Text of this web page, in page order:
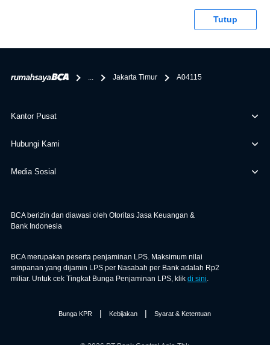
tentang properti disini BCA hanya sebagai pihak
bertanggung jawab terhadap informasi yang rekanan
Tutup
... Jakarta Timur A04115
Kantor Pusat
Hubungi Kami
Media Sosial
BCA berizin dan diawasi oleh Otoritas Jasa Keuangan &
Bank Indonesia
BCA merupakan peserta penjaminan LPS. Maksimum nilai
simpanan yang dijamin LPS per Nasabah per Bank adalah Rp2
miliar. Untuk cek Tingkat Bunga Penjaminan LPS, klik di sini.
Bunga KPR | Kebijakan | Syarat & Ketentuan